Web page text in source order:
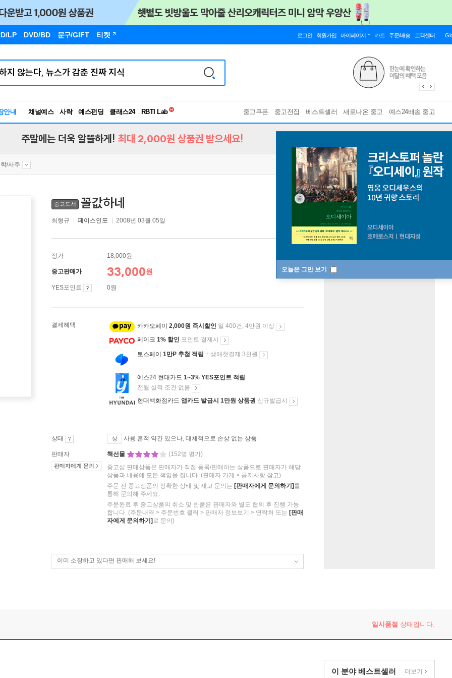
LP DVD/BD 문구/GIFT 티켓 로그인 회원가입 마이페이지 카트 주문/배송 고객센터
안내 채널예스 사락 예스펀딩 클래스24
독서유형검사
중고쿠폰 중고전집 베스트셀러 새로나온 중고 예스24배송 중고
오늘은 그만 보기
주말에는 더욱 알뜰하게! 최대 2,000원 상품권 받으세요!
/사주
중고도서 꼴값하네
최형규 페이스인포 2008년 03월 05일
정가 18,000원
중고판매가 33,000원
YES포인트 0원
결제혜택 카카오페이 2,000원 즉시할인 일 400건, 4만원 이상
페이코 1% 할인 포인트 결제시
토스페이 1만P 추첨 적립 + 생애첫결제 3천원
예스24 현대카드 1~3% YES포인트 적립
전월 실적 조건 없음
현대백화점카드 앱카드 발급시 1만원 상품권 신규발급시
상태 상 사용 흔적 약간 있으나, 대체적으로 손상 없는 상품
판매자
판매자에게 문의
책선물
(152명 평가)
중고샵 판매상품은 판매자가 직접 등록/판매하는 상품으로 판매자가 해당
상품과 내용에 모든 책임을 집니다. (판매자 가게 > 공지사항 참고)
주문 전 중고상품의 정확한 상태 및 재고 문의는 [판매자에게 문의하기] 를
통해 문의해 주세요.
주문완료 후 중고상품의 취소 및 반품은 판매자와 별도 협의 후 진행 가능
합니다. (주문내역 > 주문번호 클릭 > 판매자 정보보기 > 연락처 또는 [판매
자에게 문의하기] 로 문의)
이미 소장하고 있다면 판매해 보세요!
수량
일시품절 상태입니다.
이 분야 베스트셀러 더보기